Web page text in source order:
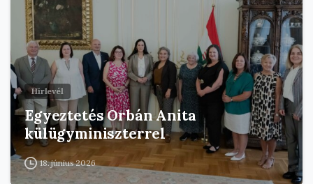
Hírlevél
Egyeztetés Orbán Anita
külügyminiszterrel
18. június 2026